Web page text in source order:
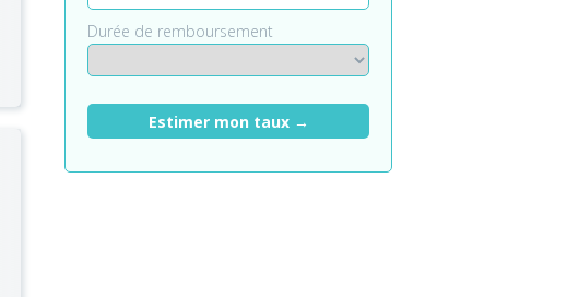
Durée de remboursement
Estimer mon taux →